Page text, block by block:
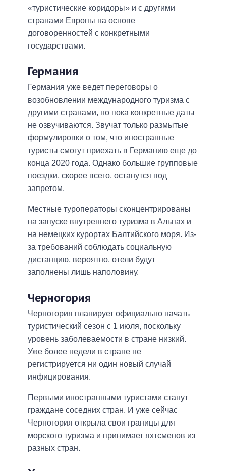
«туристические коридоры» и с другими
странами Европы на основе
договоренностей с конкретными
государствами.
Германия
Германия уже ведет переговоры о
возобновлении международного туризма с
другими странами, но пока конкретные даты
не озвучиваются. Звучат только размытые
формулировки о том, что иностранные
туристы смогут приехать в Германию еще до
конца 2020 года. Однако большие групповые
поездки, скорее всего, останутся под
запретом.
Местные туроператоры сконцентрированы
на запуске внутреннего туризма в Альпах и
на немецких курортах Балтийского моря. Из-
за требований соблюдать социальную
дистанцию, вероятно, отели будут
заполнены лишь наполовину.
Черногория
Черногория планирует официально начать
туристический сезон с 1 июля, поскольку
уровень заболеваемости в стране низкий.
Уже более недели в стране не
регистрируется ни один новый случай
инфицирования.
Первыми иностранными туристами станут
граждане соседних стран. И уже сейчас
Черногория открыла свои границы для
морского туризма и принимает яхтсменов из
разных стран.